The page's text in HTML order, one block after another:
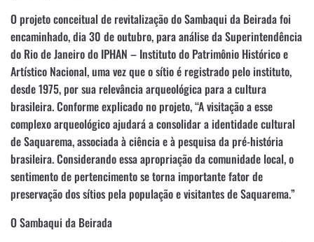
O projeto conceitual de revitalização do Sambaqui da Beirada foi
encaminhado, dia 30 de outubro, para análise da Superintendência
do Rio de Janeiro do IPHAN – Instituto do Patrimônio Histórico e
Artístico Nacional, uma vez que o sítio é registrado pelo instituto,
desde 1975, por sua relevância arqueológica para a cultura
brasileira. Conforme explicado no projeto, “A visitação a esse
complexo arqueológico ajudará a consolidar a identidade cultural
de Saquarema, associada à ciência e à pesquisa da pré-história
brasileira. Considerando essa apropriação da comunidade local, o
sentimento de pertencimento se torna importante fator de
preservação dos sítios pela população e visitantes de Saquarema.”
O Sambaqui da Beirada